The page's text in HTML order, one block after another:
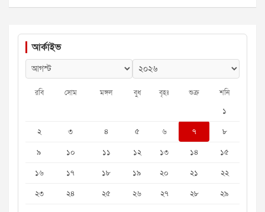
আর্কাইভ
রবি সোম মঙ্গল বুধ বৃহঃ শুক্র শনি
১
২
৩ ৪ ৫ ৬ ৭
৮
৯
১০ ১১ ১২ ১৩ ১৪
১৫
১৬
১৭ ১৮ ১৯ ২০ ২১
২২
২৩
২৪ ২৫ ২৬ ২৭ ২৮
২৯